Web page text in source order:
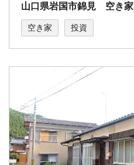
山口県岩国市錦見 空き家
空き家 投資